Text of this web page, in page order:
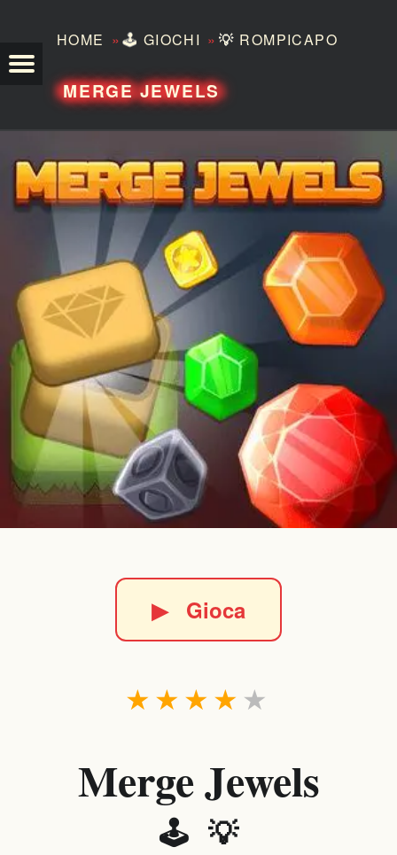
HOME »🕹️ GIOCHI »💡 ROMPICAPO
MERGE JEWELS
▶Gioca
★
★
★
★
★
Merge Jewels
🕹️ 💡